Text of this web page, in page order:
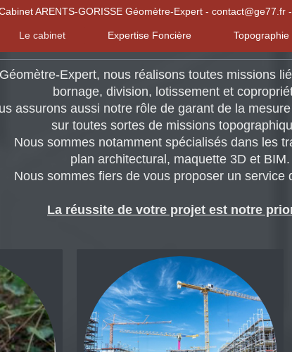
ARENTS-GORISSE Géomètre-Expert - contact@ge77.fr
Le cabinet Expertise Foncière Topographie
Expert, nous réalisons toutes missions
bornage, division, lotissement et
assurons aussi notre rôle de garant de la
sur toutes sortes de missions
Nous sommes notamment spécialisés dans les
plan architectural, maquette 3D et BIM.
Nous sommes fiers de vous proposer un service
La réussite de votre projet est notre